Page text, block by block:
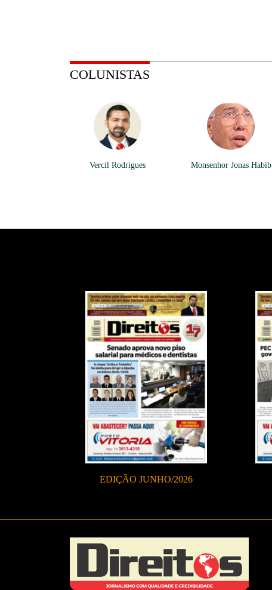
COLUNISTAS
Vercil Rodrigues Monsenhor Jonas Habib
EDIÇÃO JUNHO/2026